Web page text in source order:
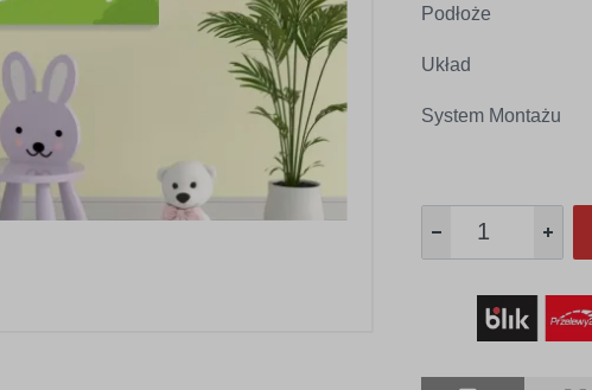
Podłoże
Układ
System Montażu